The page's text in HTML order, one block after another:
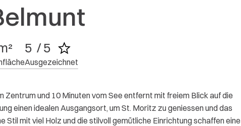
5  / 5
Ausgezeichnet
Zentrum und 10 Minuten vom See entfernt mit freiem Blick auf die
einen idealen Ausgangsort, um St. Moritz zu geniessen und das
Stil mit viel Holz und die stilvoll gemütliche Einrichtung schaffen eine